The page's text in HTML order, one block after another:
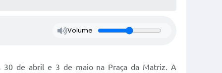
Volume
30 de abril e 3 de maio na Praça da Matriz. A